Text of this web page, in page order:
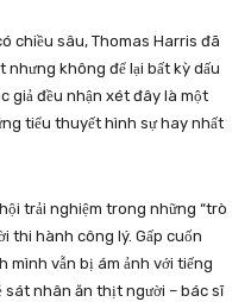
chiều sâu, Thomas Harris đã
nhưng không để lại bất kỳ dấu
giả đều nhận xét đây là một
tiểu thuyết hình sự hay nhất
trải nghiệm trong những “trò
thi hành công lý. Gấp cuốn
mình vẫn bị ám ảnh với tiếng
sát nhân ăn thịt người – bác sĩ